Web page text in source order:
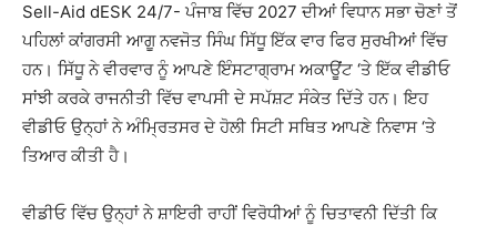
Sell-Aid dESK 24/7- ਪੰਜਾਬ ਵਿੱਚ 2027 ਦੀਆਂ ਵਿਧਾਨ ਸਭਾ ਚੋਣਾਂ ਤੋਂ
ਪਹਿਲਾਂ ਕਾਂਗਰਸੀ ਆਗੂ ਨਵਜੋਤ ਸਿੰਘ ਸਿੱਧੂ ਇੱਕ ਵਾਰ ਫਿਰ ਸੁਰਖੀਆਂ ਵਿੱਚ
ਹਨ। ਸਿੱਧੂ ਨੇ ਵੀਰਵਾਰ ਨੂੰ ਆਪਣੇ ਇੰਸਟਾਗ੍ਰਾਮ ਅਕਾਊਂਟ ‘ਤੇ ਇੱਕ ਵੀਡੀਓ
ਸਾਂਝੀ ਕਰਕੇ ਰਾਜਨੀਤੀ ਵਿੱਚ ਵਾਪਸੀ ਦੇ ਸਪੱਸ਼ਟ ਸੰਕੇਤ ਦਿੱਤੇ ਹਨ। ਇਹ
ਵੀਡੀਓ ਉਨ੍ਹਾਂ ਨੇ ਅੰਮ੍ਰਿਤਸਰ ਦੇ ਹੋਲੀ ਸਿਟੀ ਸਥਿਤ ਆਪਣੇ ਨਿਵਾਸ ‘ਤੇ
ਤਿਆਰ ਕੀਤੀ ਹੈ।
ਵੀਡੀਓ ਵਿੱਚ ਉਨ੍ਹਾਂ ਨੇ ਸ਼ਾਇਰੀ ਰਾਹੀਂ ਵਿਰੋਧੀਆਂ ਨੂੰ ਚਿਤਾਵਨੀ ਦਿੱਤੀ ਕਿ